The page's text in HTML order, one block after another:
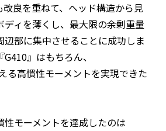
良を重ねて、ヘッド構造から見
ディを薄くし、最大限の余剰重量
辺部に集中させることに成功しま
』はもちろん、
る高慣性モーメントを実現できた
性モーメントを達成したのは